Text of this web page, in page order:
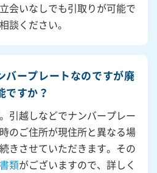
会いなしでも引取りが可能で
談ください。
バープレートなのですが廃
ですか？
引越しなどでナンバープレー
のご住所が現住所と異なる場
きさせていただきます。その
類がございますので、詳しく